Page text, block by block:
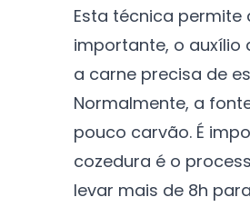
Esta técnica
importante, o
a carne precisa de
Normalmente, a
pouco carvão. É
cozedura é o
levar mais de 8h